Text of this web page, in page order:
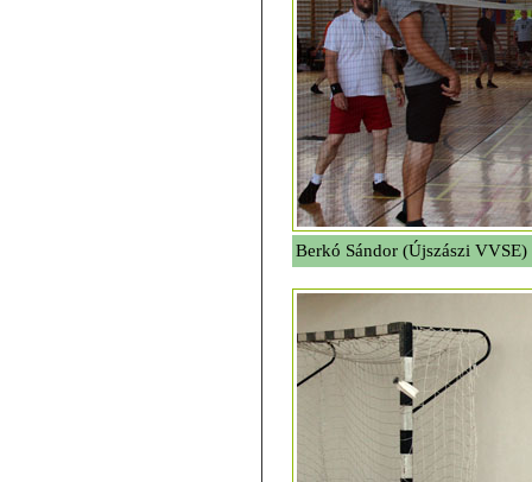
Berkó Sándor (Újszászi VVSE)